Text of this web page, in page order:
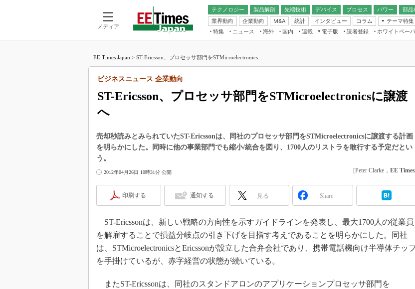
メディア
テクノロジー 製品解剖
先端技術
電池／エネルギー
デバイス
アナログ
マイコン
プロセス パワー 部品
無線
業界動向
企業動向 M&A 統計 インタビュー コラム
テーマ特集
フィジカルAI
読者調査（EE Times Research）
電源設計（EDN Japan）
IoT
人
特集 ニュース 海外 国内
連載
福田昭のデバイス通信
大山聡の業界スコープ
学漂流記
世界を「数字」で回してみよう
この10年で起こったこと、次の10年
で起こること
光伝送技術を知る
“異端児エンジニア”が仕掛けた社内
改革、執念の180日
イノベーションは日本を救うのか
JASA発IoT通信
電子版
電子ブックレット
読者登録 ホワイトペー
EE Times Japan > ST-Ericsson、プロセッサ部門をSTMicroelectronics...
ST-Ericsson、プロセッサ部門をSTMicroelectronicsに譲渡
へ
ビジネスニュース 企業動向
売却秒読みとみられていたST-Ericssonは、同社のプロセッサ部門をSTMicroelectronicsに譲渡する計画
を明らかにした。同時に他の事業部門でも縮小/統合を図り、1700人のリストラを敢行する予定だとい
う。
2012年04月26日 10時31分 公開 [Peter Clarke， EE Times
印刷する 通知する 見る Share
ST-Ericssonは、新しい戦略の方向性を示すガイドラインを発表し、最大1700人の従業員
を解雇することで損益分岐点の引き下げを目指す考えであることを明らかにした。同社
は、STMicroelectronicsとEricssonが設立した合弁会社であり、携帯電話機向け半導体チッ
を手掛けているが、赤字経営の状態が続いている。
またST-Ericssonは、同社のスタンドアロンのアプリケーションプロセッサ部門を